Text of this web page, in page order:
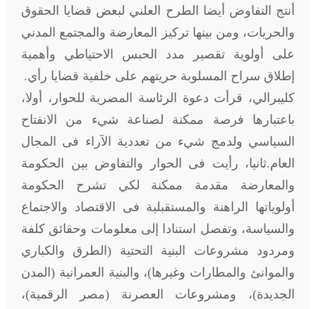
أنتج التفاوض أيضا الطرح العلني لبعض قضايا الحقوق
والحريات، ومن بينها تركيز المعارضة والمجتمع المدني
على أولوية تقصير مدد الحبس الاحتياطي وأهمية
إطلاق سراح المسلوبة حريتهم على خلفية قضايا رأي.
كليبرالي، قرأت دعوة الرئاسة المصرية للحوار، أولا،
باعتبارها فرصة ممكنة لصناعة شيء من الانفتاح
السياسي ولدمج شيء من تعددية الآراء فى المجال
العام.ثانيا، رأيت فى الحوار والتفاوض بين الحكومة
والمعارضة مقدمة ممكنة لكي تشرح الحكومة
أولوياتها الراهنة والمستقبلية فى الاقتصاد والاجتماع
والسياسة، وتفصل استنادا إلى معلومات وحقائق كلفة
ومردود مشروعات البنية التحتية (الطرق والكباري
والموانئ والمطارات وغيرها)، والبنية العمرانية (المدن
الجديدة)، ومشروعات العصرنة (مصر الرقمية)،